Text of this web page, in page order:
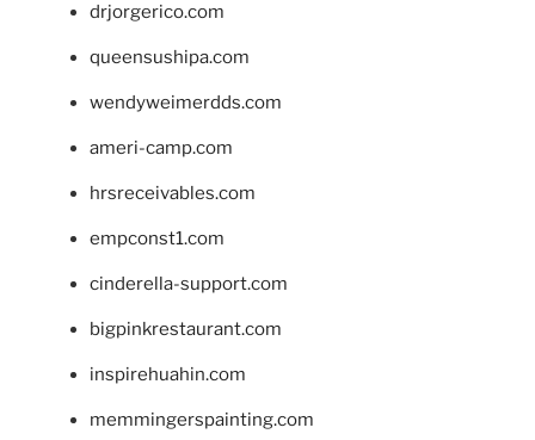
drjorgerico.com
queensushipa.com
wendyweimerdds.com
ameri-camp.com
hrsreceivables.com
empconst1.com
cinderella-support.com
bigpinkrestaurant.com
inspirehuahin.com
memmingerspainting.com